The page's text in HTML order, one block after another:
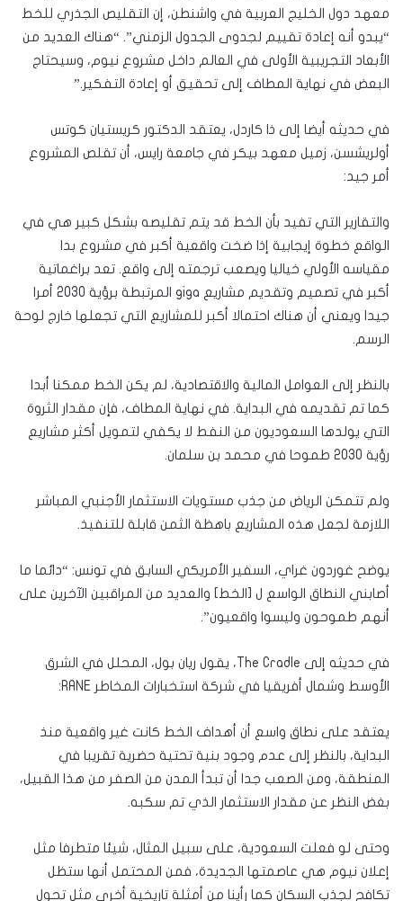
معهد دول الخليج العربية في واشنطن، إن التقليص الجذري للخط
“يبدو أنه إعادة تقييم لجدوى الجدول الزمني”. “هناك العديد من
الأبعاد التجريبية الأولى في العالم داخل مشروع نيوم، وسيحتاج
البعض في نهاية المطاف إلى تحقيق أو إعادة التفكير.”
في حديثه أيضا إلى ذا كاردل، يعتقد الدكتور كريستيان كوتس
أولريشسن، زميل معهد بيكر في جامعة رايس، أن تقلص المشروع
أمر جيد:
والتقارير التي تفيد بأن الخط قد يتم تقليصه بشكل كبير هي في
الواقع خطوة إيجابية إذا ضخت واقعية أكبر في مشروع بدا
مقياسه الأولي خياليا ويصعب ترجمته إلى واقع. تعد براغماتية
أكبر في تصميم وتقديم مشاريع giga المرتبطة برؤية 2030 أمرا
جيدا ويعني أن هناك احتمالا أكبر للمشاريع التي تجعلها خارج لوحة
الرسم.
بالنظر إلى العوامل المالية والاقتصادية، لم يكن الخط ممكنا أبدا
كما تم تقديمه في البداية. في نهاية المطاف، فإن مقدار الثروة
التي يولدها السعوديون من النفط لا يكفي لتمويل أكثر مشاريع
رؤية 2030 طموحا في محمد بن سلمان.
ولم تتمكن الرياض من جذب مستويات الاستثمار الأجنبي المباشر
اللازمة لجعل هذه المشاريع باهظة الثمن قابلة للتنفيذ.
يوضح غوردون غراي، السفير الأمريكي السابق في تونس: “دائما ما
أصابني النطاق الواسع ل [الخط] والعديد من المراقبين الآخرين على
أنهم طموحون وليسوا واقعيون”.
في حديثه إلى The Cradle، يقول ريان بول، المحلل في الشرق
الأوسط وشمال أفريقيا في شركة استخبارات المخاطر RANE:
يعتقد على نطاق واسع أن أهداف الخط كانت غير واقعية منذ
البداية، بالنظر إلى عدم وجود بنية تحتية حضرية تقريبا في
المنطقة، ومن الصعب جدا أن تبدأ المدن من الصفر من هذا القبيل،
بغض النظر عن مقدار الاستثمار الذي تم سكبه.
وحتى لو فعلت السعودية، على سبيل المثال، شيئا متطرفا مثل
إعلان نيوم هي عاصمتها الجديدة، فمن المحتمل أنها ستظل
تكافح لجذب السكان كما رأينا من أمثلة تاريخية أخرى مثل تحول